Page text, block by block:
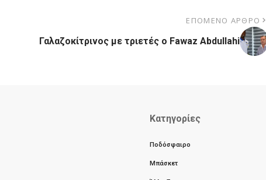
ΕΠΌΜΕΝΟ ΆΡΘΡΟ
Γαλαζοκίτρινος με τριετές ο Fawaz Abdullahi
Κατηγορίες
Ποδόσφαιρο
Μπάσκετ